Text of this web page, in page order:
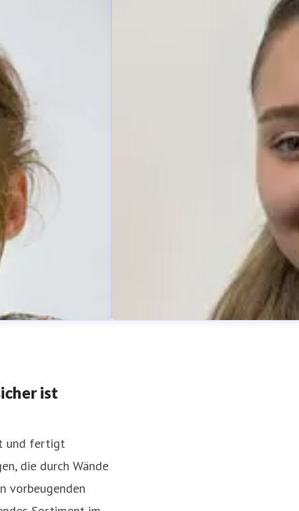
Digitales
+49 (0)4207-
ist
und fertigt
die durch Wände
vorbeugenden